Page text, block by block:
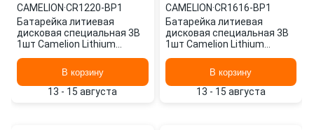
CAMELION·CR1220-BP1
Батарейка литиевая
дисковая специальная 3В
1шт Camelion Lithium
В корзину
13 - 15 августа
CAMELION·CR1616-BP1
Батарейка литиевая
дисковая специальная 3В
1шт Camelion Lithium
В корзину
13 - 15 августа